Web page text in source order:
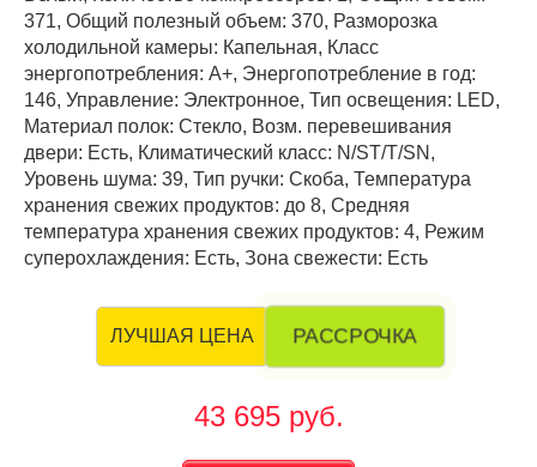
371, Общий полезный объем: 370, Разморозка
холодильной камеры: Капельная, Класс
энергопотребления: А+, Энергопотребление в год:
146, Управление: Электронное, Тип освещения: LED,
Материал полок: Стекло, Возм. перевешивания
двери: Есть, Климатический класс: N/ST/T/SN,
Уровень шума: 39, Тип ручки: Скоба, Температура
хранения свежих продуктов: до 8, Средняя
температура хранения свежих продуктов: 4, Режим
суперохлаждения: Есть, Зона свежести: Есть
ЛУЧШАЯ ЦЕНА РАССРОЧКА
43 695 руб.